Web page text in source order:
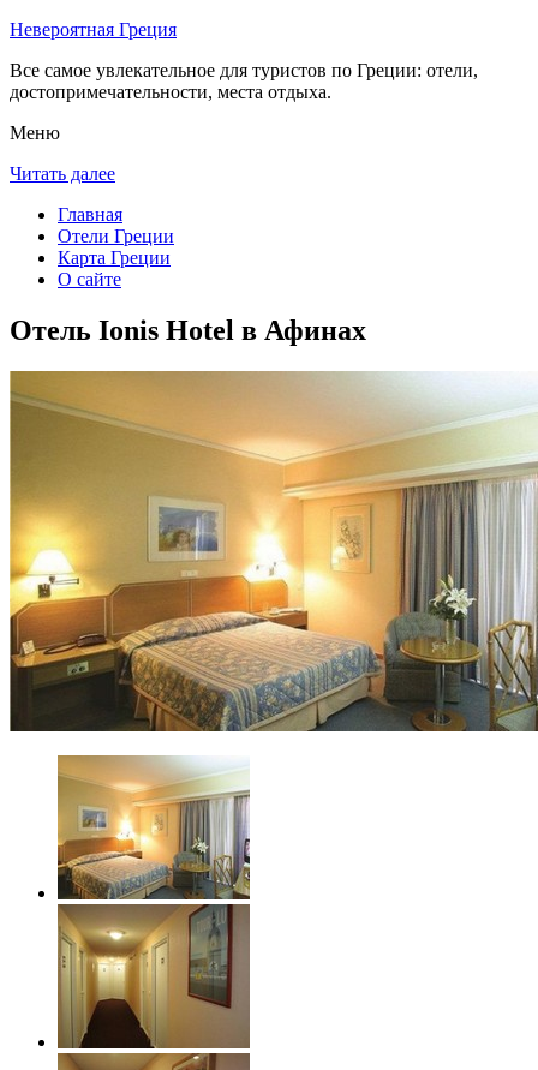
Невероятная Греция
Все самое увлекательное для туристов по Греции: отели,
достопримечательности, места отдыха.
Меню
Читать далее
Главная
Отели Греции
Карта Греции
О сайте
Отель Ionis Hotel в Афинах